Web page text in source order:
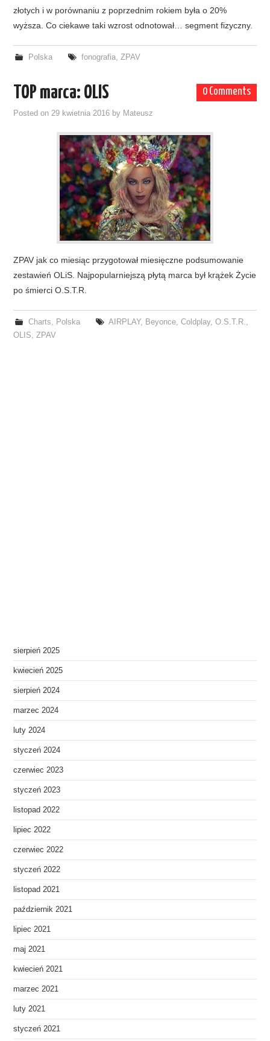
złotych i w porównaniu z poprzednim rokiem była o 20%
wyższa. Co ciekawe taki wzrost odnotował… segment fizyczny.
Polska fonografia, ZPAV
0 Comments
TOP marca: OLIS
Posted on29 kwietnia 2016 by Mateusz
ZPAV jak co miesiąc przygotował miesięczne podsumowanie
zestawień OLiS. Najpopularniejszą płytą marca był krążek Życie
po śmierci O.S.T.R.
Charts, Polska AIRPLAY, Beyonce, Coldplay, O.S.T.R.,
OLIS,ZPAV
sierpień 2025
kwiecień 2025
sierpień 2024
marzec 2024
luty 2024
styczeń 2024
czerwiec 2023
styczeń 2023
listopad 2022
lipiec 2022
czerwiec 2022
styczeń 2022
listopad 2021
październik 2021
lipiec 2021
maj 2021
kwiecień 2021
marzec 2021
luty 2021
styczeń 2021